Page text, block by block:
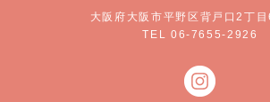
大阪府大阪市平野区背戸口2丁
TEL 06-7655-2926